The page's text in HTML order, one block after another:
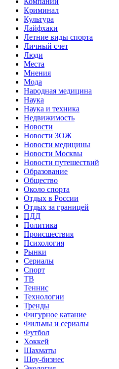
Криминал
Культура
Лайфхаки
Летние виды спорта
Личный счет
Люди
Места
Мнения
Мода
Народная медицина
Наука
Наука и техника
Недвижимость
Новости
Новости ЗОЖ
Новости медицины
Новости Москвы
Новости путешествий
Образование
Общество
Около спорта
Отдых в России
Отдых за границей
ПДД
Политика
Происшествия
Психология
Рынки
Сериалы
Спорт
ТВ
Теннис
Технологии
Тренды
Фигурное катание
Фильмы и сериалы
Футбол
Хоккей
Шахматы
Шоу-бизнес